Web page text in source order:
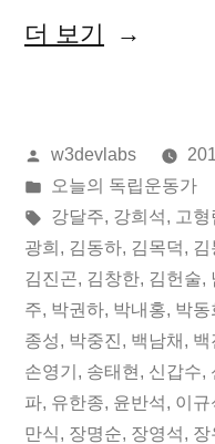
더 보기 “2017
월
05
일
오
늘
의
독
올
린
이:
w3devlabs
게
시
됨:
오늘의 독립운동가
태
그:
강달주, 강희석, 고형
광희 , 김동하, 김목덕, 김
김진곤, 김창한, 김헌술,
주, 박권하, 박내홍, 박동
종성, 박중진 , 백남채 , 백
손영기 , 송태현 , 신갑수,
파, 유한종, 윤반석, 이규
만식, 장명순, 장영석, 장